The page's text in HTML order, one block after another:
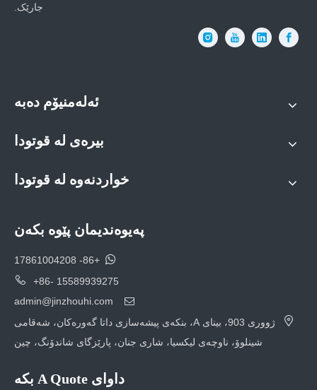
جارێک.
ئەلەمنیۆم دەبە
بیرەی لە قوتودا
خواردنەوە لە قوتودا
پەیوەندیمان پێوە بکەن

+86- 17861004208
 +86- 15589939275

admin@jinzhouhi.com

ژووری 903، بینای A، بنکەی پیشەسازی داتا گەورەکان، شەقامی
شینلوۆ، ناوچەی لیکسیا، شاری جنان، پارێزگای شاندۆنگ، چین
داوای A Quote بکە